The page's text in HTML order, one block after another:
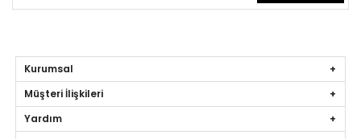
Kurumsal
Müşteri İlişkileri
Yardım